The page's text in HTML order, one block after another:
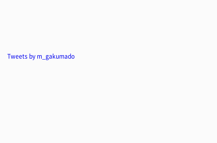
Tweets by m_gakumado